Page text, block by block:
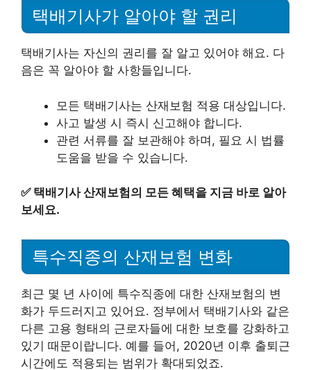
택배기사가 알아야 할 권리
택배기사는 자신의 권리를 잘 알고 있어야 해요. 다
음은 꼭 알아야 할 사항들입니다.
모든 택배기사는 산재보험 적용 대상입니다.
사고 발생 시 즉시 신고해야 합니다.
관련 서류를 잘 보관해야 하며, 필요 시 법률
도움을 받을 수 있습니다.
✅ 택배기사 산재보험의 모든 혜택을 지금 바로 알아
보세요.
특수직종의 산재보험 변화
최근 몇 년 사이에 특수직종에 대한 산재보험의 변
화가 두드러지고 있어요. 정부에서 택배기사와 같은
다른 고용 형태의 근로자들에 대한 보호를 강화하고
있기 때문이랍니다. 예를 들어, 2020년 이후 출퇴근
시간에도 적용되는 범위가 확대되었죠.